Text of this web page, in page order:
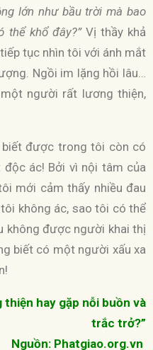
lớn như bầu trời mà bao
thể khổ đây?”Vị thầy khả
tục nhìn tôi với ánh mắt
Ngồi im lặng hồi lâu…
người rất lương thiện,
biết được trong tôi còn có
ác! Bởi vì nội tâm của
mới cảm thấy nhiều đau
không ác, sao tôi có thể
không được người khai thị
biết có một người xấu xa
thiện hay gặp nỗi buồn và
trắc trở?”
Nguồn: Phatgiao.org.vn